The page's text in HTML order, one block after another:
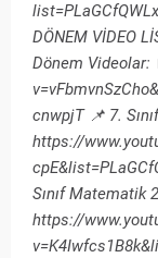
DÖNEM VİDEO
Dönem
cnwpjT 📌 7.
https://
Sınıf Matematik
https://